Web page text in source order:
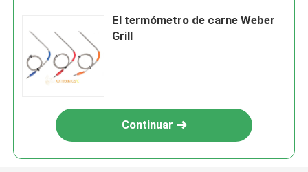
El termómetro de carne Weber
Grill
Continuar